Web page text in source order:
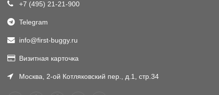
+7 (495) 21-21-900
Telegram
info@first-buggy.ru
Визитная карточка
Москва, 2-ой Котляковский пер., д.1, стр.34